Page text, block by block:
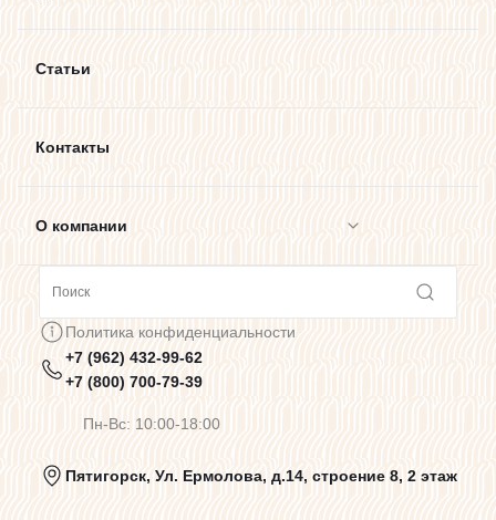
Статьи
Контакты
О компании
Предупреждения о цветопередаче
Политика конфиденциальности
Политика конфиденциальности
+7 (962) 432-99-62
+7 (800) 700-79-39
Пн-Вс: 10:00-18:00
Пятигорск, Ул. Ермолова, д.14, строение 8, 2 этаж